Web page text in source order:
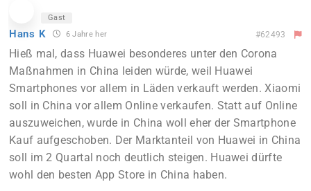
Gast
Hans K 6 Jahre her #62493
Hieß mal, dass Huawei besonderes unter den Corona
Maßnahmen in China leiden würde, weil Huawei
Smartphones vor allem in Läden verkauft werden. Xiaomi
soll in China vor allem Online verkaufen. Statt auf Online
auszuweichen, wurde in China woll eher der Smartphone
Kauf aufgeschoben. Der Marktanteil von Huawei in China
soll im 2 Quartal noch deutlich steigen. Huawei dürfte
wohl den besten App Store in China haben.